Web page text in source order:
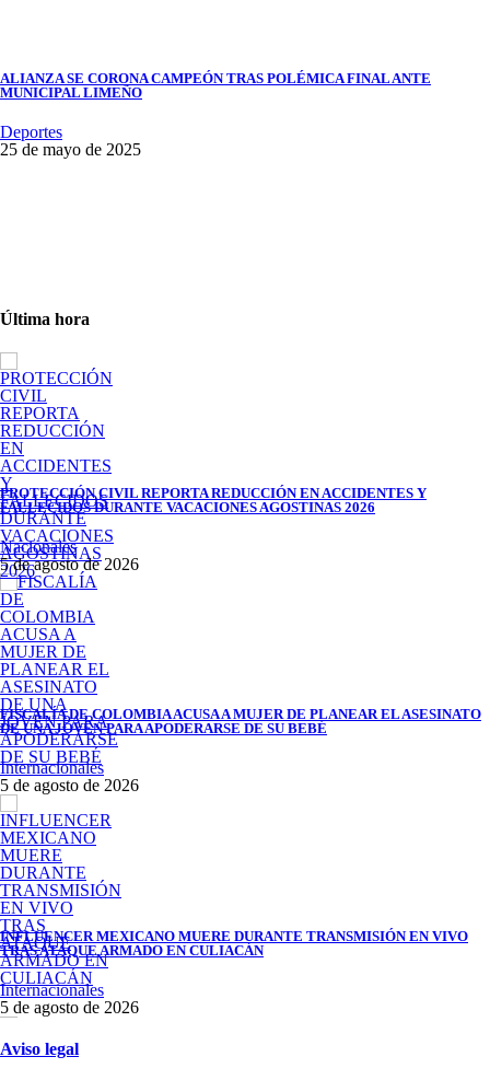
ALIANZA SE CORONA CAMPEÓN TRAS POLÉMICA FINAL ANTE
MUNICIPAL LIMEÑO
Deportes
25 de mayo de 2025
Última hora
PROTECCIÓN CIVIL REPORTA REDUCCIÓN EN ACCIDENTES Y
FALLECIDOS DURANTE VACACIONES AGOSTINAS 2026
Nacionales
5 de agosto de 2026
FISCALÍA DE COLOMBIA ACUSA A MUJER DE PLANEAR EL ASESINATO
DE UNA JOVEN PARA APODERARSE DE SU BEBÉ
Internacionales
5 de agosto de 2026
INFLUENCER MEXICANO MUERE DURANTE TRANSMISIÓN EN VIVO
TRAS ATAQUE ARMADO EN CULIACÁN
Internacionales
5 de agosto de 2026
Aviso legal